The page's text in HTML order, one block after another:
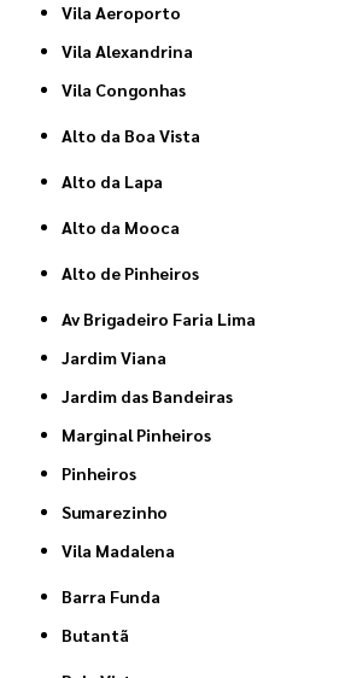
Vila Aeroporto
Vila Alexandrina
Vila Congonhas
Alto da Boa Vista
Alto da Lapa
Alto da Mooca
Alto de Pinheiros
Av Brigadeiro Faria Lima
Jardim Viana
Jardim das Bandeiras
Marginal Pinheiros
Pinheiros
Sumarezinho
Vila Madalena
Barra Funda
Butantã